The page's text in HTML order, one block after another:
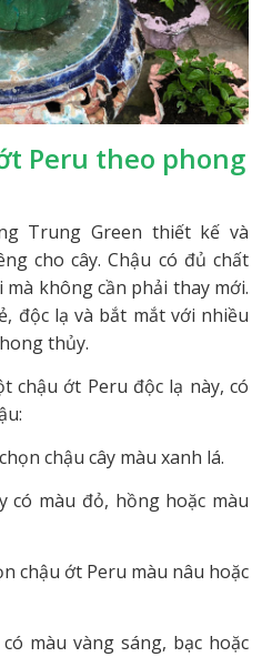
Peru theo phong
Trung Green thiết kế và
cho cây. Chậu có đủ chất
không cần phải thay mới.
độc lạ và bắt mắt với nhiều
thủy.
chậu ớt Peru độc lạ này, có
chậu cây màu xanh lá.
có màu đỏ, hồng hoặc màu
chậu ớt Peru màu nâu hoặc
màu vàng sáng, bạc hoặc